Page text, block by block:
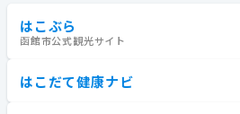
はこぶら
函館市公式観光サイト
はこだて健康ナビ